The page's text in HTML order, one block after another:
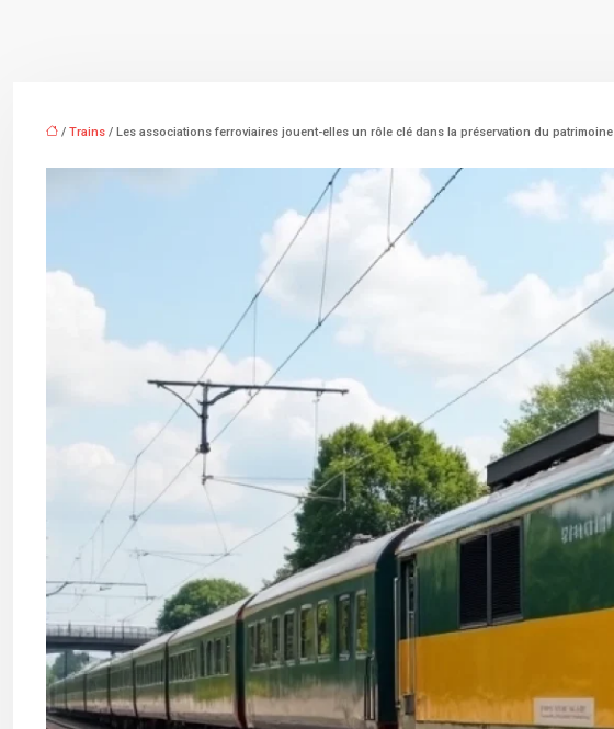
/ Trains / Les associations ferroviaires jouent-elles un rôle clé dans la préservation du patrimoine